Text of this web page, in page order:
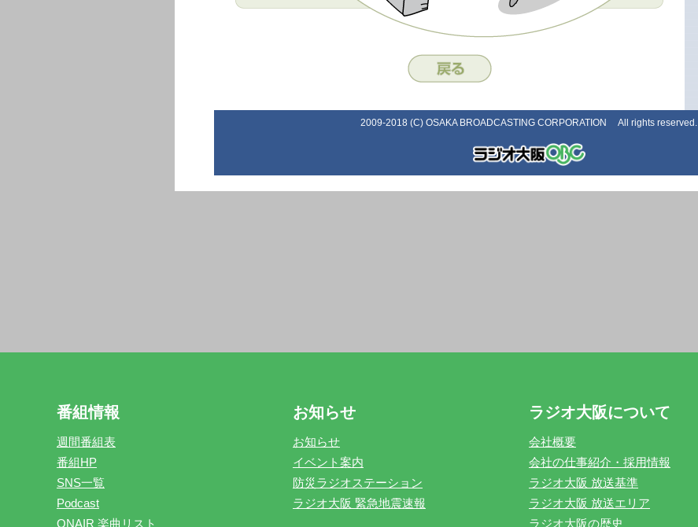
2009-2018 (C) OSAKA BROADCASTING CORPORATION All rights reserved.
番組情報
週間番組表
番組HP
SNS一覧
Podcast
ONAIR 楽曲リスト
お知らせ
お知らせ
イベント案内
防災ラジオステーション
ラジオ大阪 緊急地震速報
ラジオ大阪について
会社概要
会社の仕事紹介・採用情報
ラジオ大阪 放送基準
ラジオ大阪 放送エリア
ラジオ大阪の歴史